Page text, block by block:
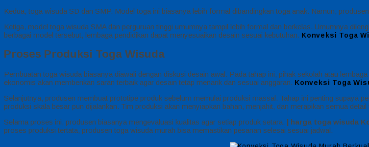
Kedua, toga wisuda SD dan SMP. Model toga ini biasanya lebih formal dibandingkan toga anak. Namun,
Ketiga, model toga wisuda SMA dan perguruan tinggi umumnya tampil lebih formal dan berkelas. Umumnya
berbagai model tersebut, lembaga pendidikan dapat menyesuaikan desain sesuai kebutuhan. Konveksi Toga
Proses Produksi Toga Wisuda
Pembuatan toga wisuda biasanya diawali dengan diskusi desain awal. Pada tahap ini, pihak sekolah atau
ekonomis akan memberikan saran terbaik agar desain tetap menarik dan sesuai anggaran. Konveksi Toga
Selanjutnya, produsen membuat prototipe produk sebelum memulai produksi massal. Tahap ini penting supaya
produksi skala besar pun dijalankan. Tim produksi akan menyiapkan bahan, menjahit, dan merapikan semua detail
Selama proses ini, produsen biasanya mengevaluasi kualitas agar setiap produk setara. | harga toga wisuda
proses produksi tertata, produsen toga wisuda murah bisa memastikan pesanan selesai sesuai jadwal.